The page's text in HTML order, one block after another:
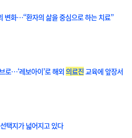
변화…“환자의 삶을 중심으로 하는 치료”
로…‘레보아이’로 해외의료진교육에 앞장서
택지가 넓어지고 있다